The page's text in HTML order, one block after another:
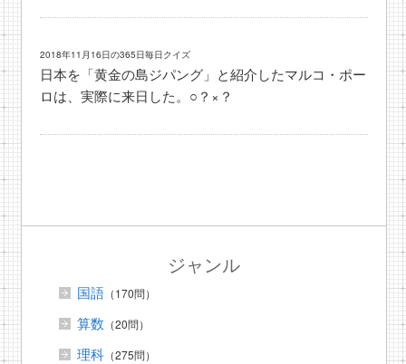
2018年11月16日の365日毎日クイズ
日本を「黄金の島ジパング」と紹介したマルコ・ポー
ロは、実際に来日した。○？×？
ジャンル
国語（170問）
算数 （20問）
理科（275問）